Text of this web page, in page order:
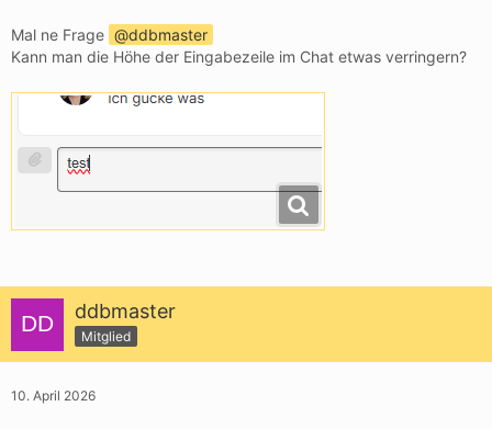
Mal ne Frage
ddbmaster
Kann man die Höhe der Eingabezeile im Chat etwas verringern?
ddbmaster
Mitglied
10. April 2026